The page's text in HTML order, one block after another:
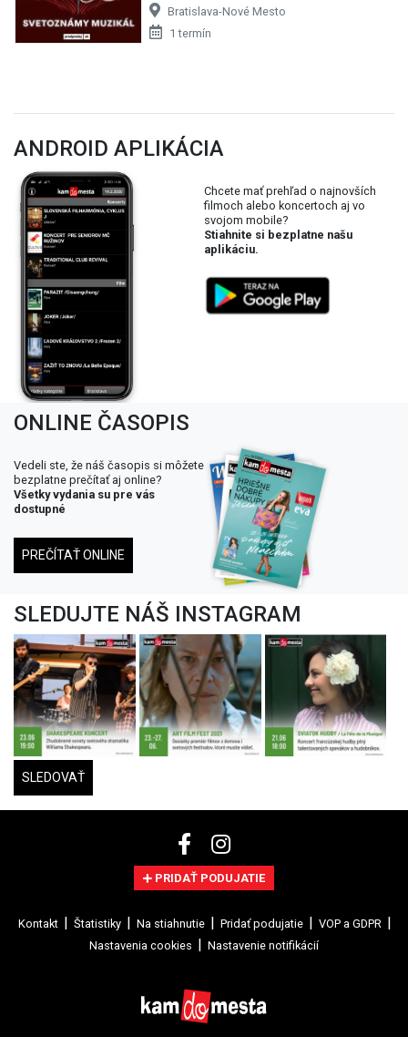
Bratislava-Nové Mesto
1 termín
ANDROID APLIKÁCIA
Chcete mať prehľad o najnovších
filmoch alebo koncertoch aj vo
svojom mobile?
Stiahnite si bezplatne našu
aplikáciu.
ONLINE ČASOPIS
Vedeli ste, že náš časopis si môžete
bezplatne prečítať aj online?
Všetky vydania su pre vás
dostupné
PREČÍTAŤ ONLINE
SLEDUJTE NÁŠ INSTAGRAM
SLEDOVAŤ
PRIDAŤ PODUJATIE
Kontakt Štatistiky Na stiahnutie Pridať podujatie
VOP a GDPR
Nastavenia cookies
Nastavenie notifikácií